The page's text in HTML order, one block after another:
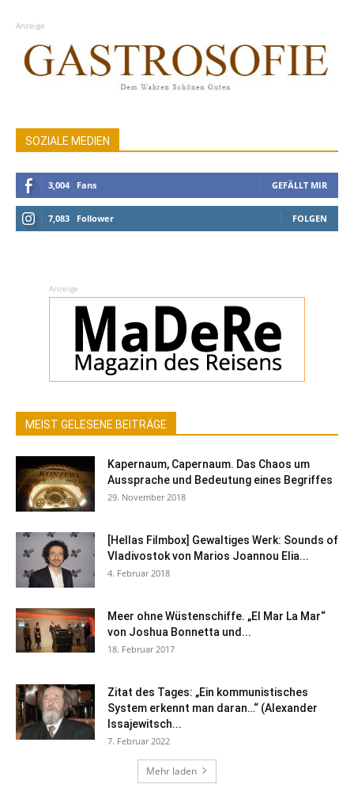
Anzeige
SOZIALE MEDIEN
3,004 Fans GEFÄLLT MIR
7,083 Follower FOLGEN
Anzeige
MEIST GELESENE BEITRÄGE
Kapernaum, Capernaum. Das Chaos um
Aussprache und Bedeutung eines Begriffes
29. November 2018
[Hellas Filmbox] Gewaltiges Werk: Sounds of
Vladivostok von Marios Joannou Elia...
4. Februar 2018
Meer ohne Wüstenschiffe. „El Mar La Mar“
von Joshua Bonnetta und...
18. Februar 2017
Zitat des Tages: „Ein kommunistisches
System erkennt man daran…“ (Alexander
Issajewitsch...
7. Februar 2022
Mehr laden